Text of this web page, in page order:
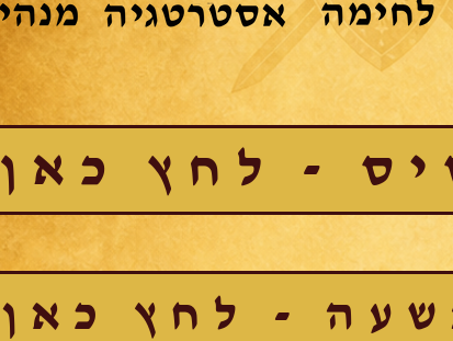
- לחץ כאן
- לחץ כאן